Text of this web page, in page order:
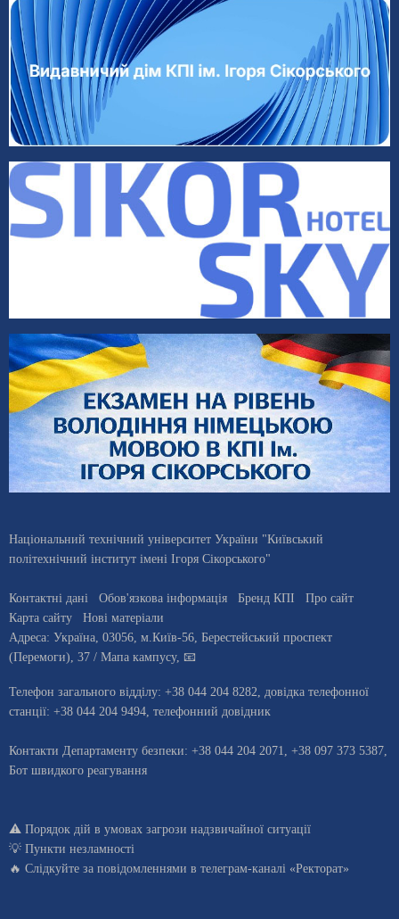
Національний технічний університет України "Київський
політехнічний інститут імені Ігоря Сікорського"
Контактні дані Обов'язкова інформація Бренд КПІ
Про сайт
Карта сайту
Нові матеріали
Адреса: Україна, 03056, м.Київ-56, Берестейський проспект
(Перемоги), 37 / Мапа кампусу, 📧
Телефон загального відділу: +38 044 204 8282, довiдка телефонної
станцiї: +38 044 204 9494, телефонний довідник
Контакти Департаменту безпеки: +38 044 204 2071, +38 097 373 5387,
Бот швидкого реагування
⚠️ Порядок дій в умовах загрози надзвичайної ситуації
💡 Пункти незламності
🔥 Слідкуйте за повідомленнями в телеграм-каналі «Ректорат»